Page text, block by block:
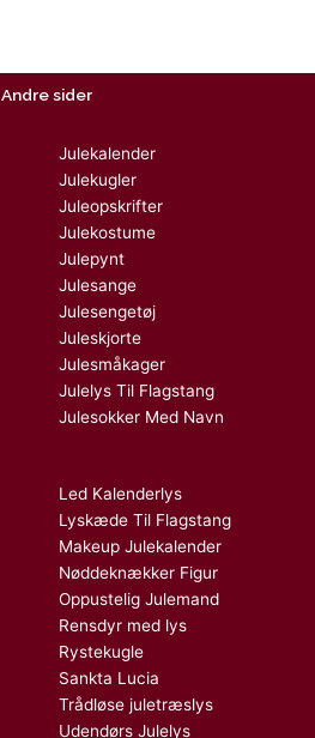
Andre sider
Julekalender
Julekugler
Juleopskrifter
Julekostume
Julepynt
Julesange
Julesengetøj
Juleskjorte
Julesmåkager
Julelys Til Flagstang
Julesokker Med Navn
Led Kalenderlys
Lyskæde Til Flagstang
Makeup Julekalender
Nøddeknækker Figur
Oppustelig Julemand
Rensdyr med lys
Rystekugle
Sankta Lucia
Trådløse juletræslys
Udendørs Julelys